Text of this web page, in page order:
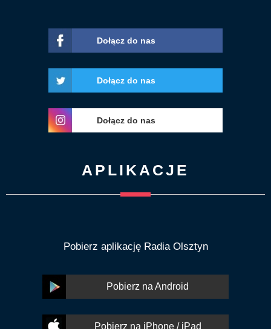
Dołącz do nas
Dołącz do nas
Dołącz do nas
APLIKACJE
Pobierz aplikację Radia Olsztyn
Pobierz na Android
Pobierz na iPhone / iPad